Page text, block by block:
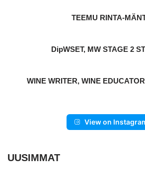
TEEMU RINTA-
DipWSET, MW STAGE 2
WINE WRITER, WINE
View on
UUSIMMAT